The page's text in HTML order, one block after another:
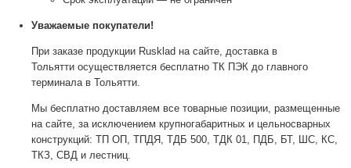
Уважаемые покупатели!
При заказе продукции Rusklad на сайте, доставка в
Тольятти осуществляется бесплатно ТК ПЭК до главного
терминала в Тольятти.
Мы бесплатно доставляем все товарные позиции, размещенные
на сайте, за исключением крупногабаритных и цельносварных
конструкций: ТП ОП, ТПДЯ, ТДБ 500, ТДК 01, ПДБ, БТ, ШС, КС,
ТКЗ, СВД и лестниц.